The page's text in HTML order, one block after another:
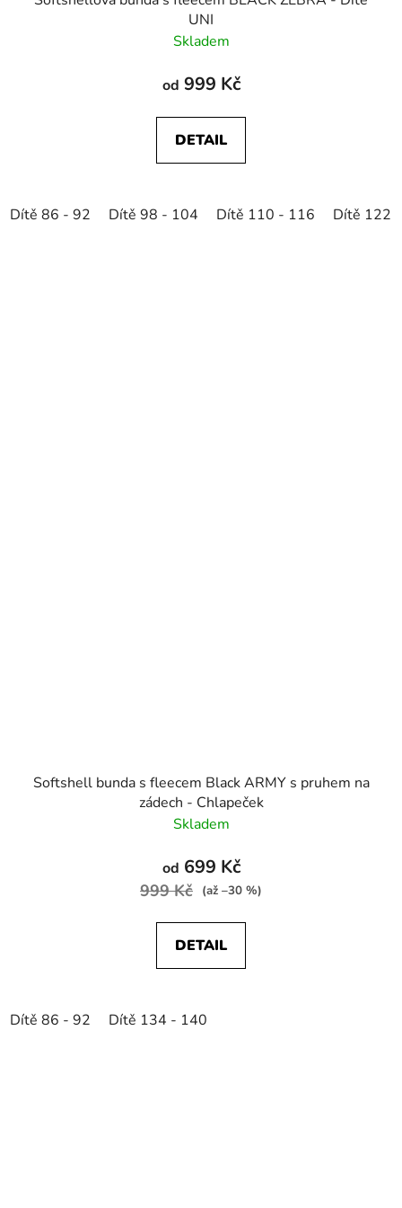
UNI
Skladem
od 999 Kč
DETAIL
Dítě 86 - 92 Dítě 98 - 104 Dítě 110 - 116 Dítě 122
Softshell bunda s fleecem Black ARMY s pruhem na
zádech - Chlapeček
Skladem
od 699 Kč
999 Kč (až –30 %)
DETAIL
Dítě 86 - 92 Dítě 134 - 140